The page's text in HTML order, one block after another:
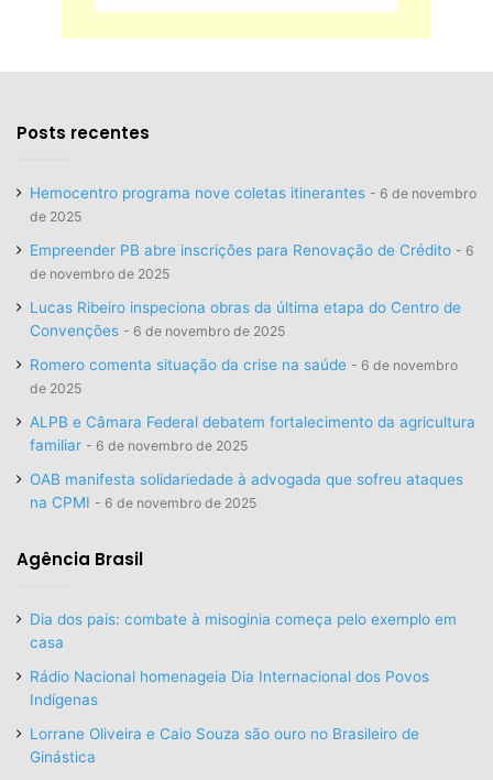
Posts recentes
Hemocentro programa nove coletas itinerantes
6 de novembro
de 2025
Empreender PB abre inscrições para Renovação de Crédito
6
de novembro de 2025
Lucas Ribeiro inspeciona obras da última etapa do Centro de
Convenções
6 de novembro de 2025
Romero comenta situação da crise na saúde
6 de novembro
de 2025
ALPB e Câmara Federal debatem fortalecimento da agricultura
familiar
6 de novembro de 2025
OAB manifesta solidariedade à advogada que sofreu ataques
na CPMI
6 de novembro de 2025
Agência Brasil
Dia dos pais: combate à misoginia começa pelo exemplo em
casa
Rádio Nacional homenageia Dia Internacional dos Povos
Indígenas
Lorrane Oliveira e Caio Souza são ouro no Brasileiro de
Ginástica